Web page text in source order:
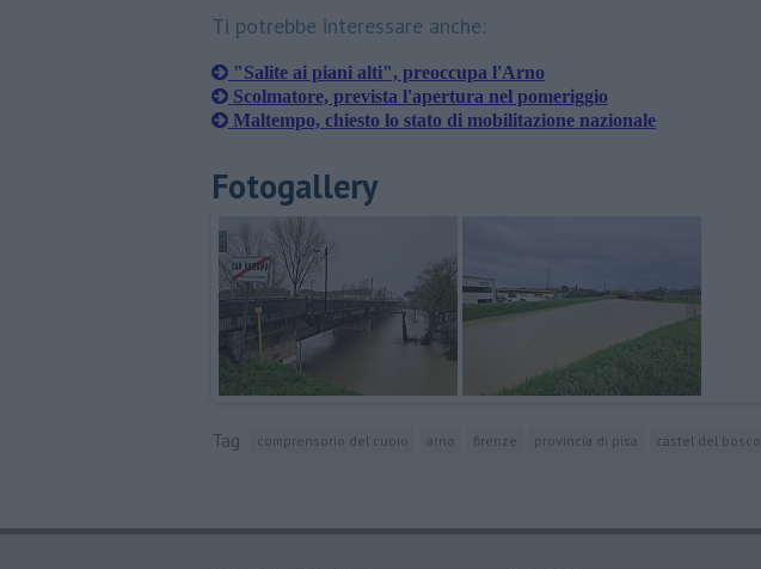
Ti potrebbe interessare anche:
"Salite ai piani alti", preoccupa l'Arno
Scolmatore, prevista l'apertura nel pomeriggio
Maltempo, chiesto lo stato di mobilitazione nazionale
Fotogallery
Tag comprensorio del cuoio arno firenze provincia di pisa castel del bosco